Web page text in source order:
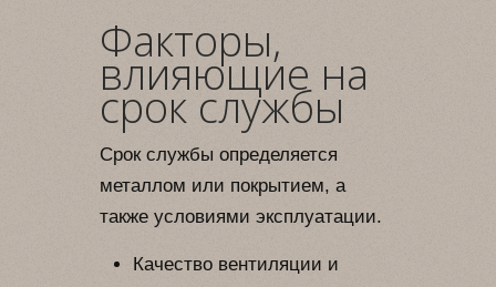
Факторы,
влияющие на
срок службы
Срок службы определяется
металлом или покрытием, а
также условиями эксплуатации.
Качество вентиляции и